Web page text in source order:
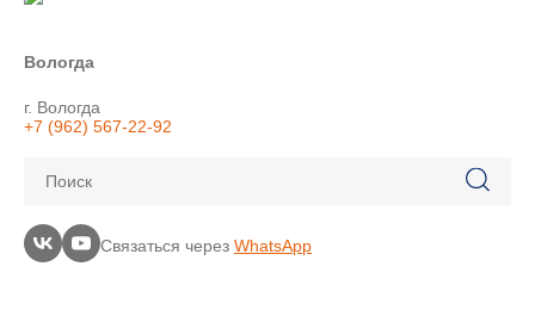
Вологда
г. Вологда
+7 (962) 567-22-92
Поиск
Связаться через WhatsApp